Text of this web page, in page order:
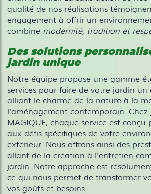
qualité de nos réalisations
engagement à offrir un
combine modernité, tradition et
Des solutions
jardin unique
Notre équipe propose une gamme
services pour faire de votre jardin un
alliant le charme de la nature à la
l'aménagement contemporain. Chez
MAGIQUE, chaque service est
aux défis spécifiques de votre
extérieur. Nous offrons ainsi des
allant de la création à l'entretien
jardin. Notre approche est
ce qui nous permet de transformer
vos goûts et besoins.